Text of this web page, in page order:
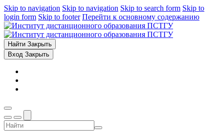
Skip to navigation Skip to navigation Skip to search form Skip to
login form Skip to footer Перейти к основному содержанию
Найти Закрыть
Вход Закрыть